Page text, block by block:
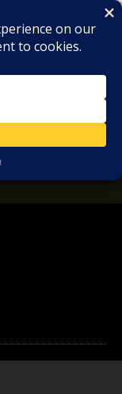
- MUSIC